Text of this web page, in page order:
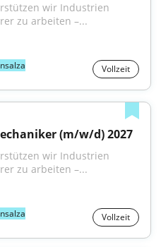
wir Industrien
zu arbeiten –...
Vollzeit
(m/w/d) 2027
wir Industrien
zu arbeiten –...
Vollzeit